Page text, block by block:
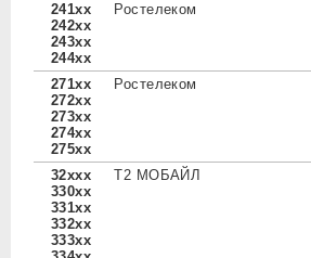
241xx
242xx
243xx
244xx
Ростелеком
271xx
272xx
273xx
274xx
275xx
Ростелеком
32xxx
330xx
331xx
332xx
333xx
Т2 МОБАЙЛ